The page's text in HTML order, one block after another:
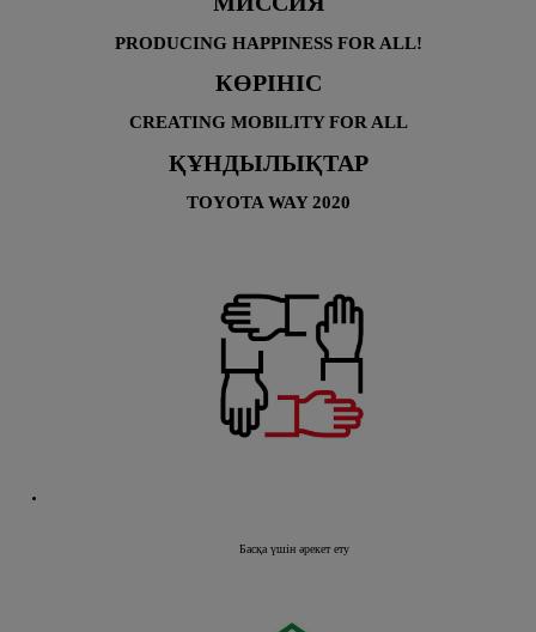
PRODUCING HAPPINESS FOR ALL!
КӨРІНІС
CREATING MOBILITY FOR ALL
ҚҰНДЫЛЫҚТАР
TOYOTA WAY 2020
Басқа үшін әрекет ету